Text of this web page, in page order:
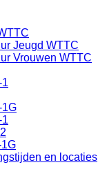
Jeugd WTTC
Vrouwen WTTC
1G
en locaties